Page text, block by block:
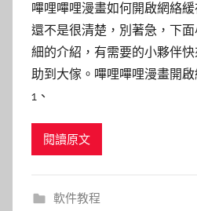
嗶哩嗶哩漫畫如何開啟網絡
還不是很清楚，別著急，下
細的介紹，有需要的小夥伴
助到大傢。嗶哩嗶哩漫畫開
1、
閱讀原文
軟件教程